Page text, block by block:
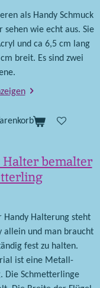
als Handy Schmuck
sehen wie echt aus. Sie
und ca 6,5 cm lang
breit. Es sind zwei
bemalter
Handy Halterung steht
allein und man braucht
fest zu halten.
ist eine Metall-
Die Schmetterlinge